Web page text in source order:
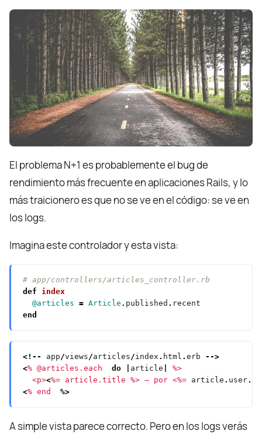
El problema N+1 es probablemente el bug de
rendimiento más frecuente en aplicaciones Rails, y lo
más traicionero es que no se ve en el código: se ve en
los logs.
Imagina este controlador y esta vista:
# app/controllers/articles_controller.rb
def index
@articles = Article . published .
end
<!-- app/views/articles/index . html . erb -->
<% @articles.each do article
  <p>
<%= article.title %> — por <%= article . user.
<% end %>
A simple vista parece correcto. Pero en los logs verás